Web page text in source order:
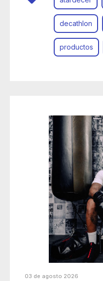
decathlon
productos
03 de agosto 2026